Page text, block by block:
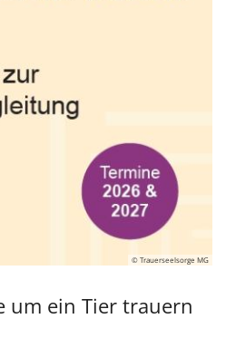
© Trauerseelsorge MG
um ein Tier trauern